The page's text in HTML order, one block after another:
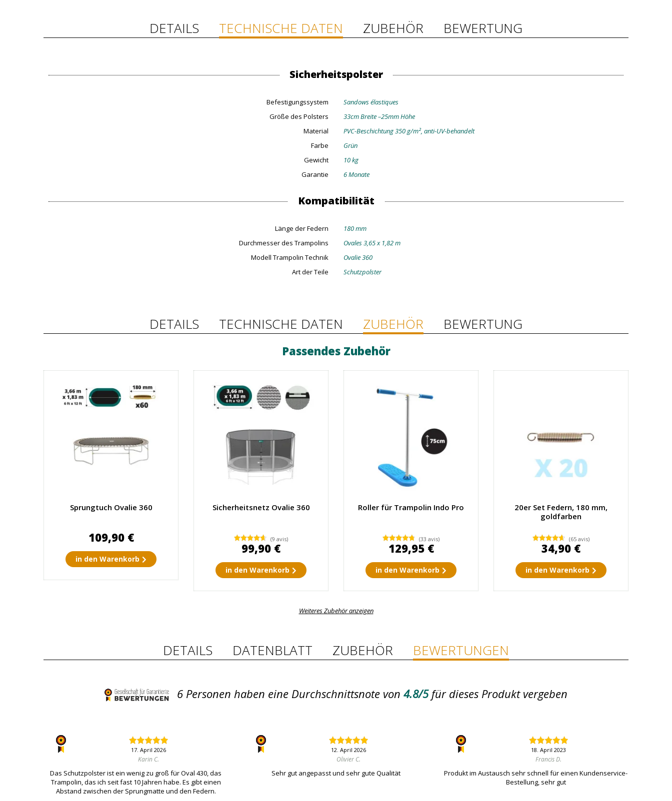
DETAILS TECHNISCHE DATEN ZUBEHÖR BEWERTUNG
Sicherheitspolster
Befestigungssystem
Sandows élastiques
Größe des Polsters
33cm Breite –25mm Höhe
Material
PVC-Beschichtung 350 g/m², anti-UV-behandelt
Farbe
Grün
Gewicht
10 kg
Garantie
6 Monate
Kompatibilität
Länge der Federn
180 mm
Durchmesser des Trampolins
Ovales 3,65 x 1,82 m
Modell Trampolin Technik
Ovalie 360
Art der Teile
Schutzpolster
DETAILS TECHNISCHE DATEN ZUBEHÖR BEWERTUNG
Passendes Zubehör
Sprungtuch Ovalie 360
109,90 €
in den Warenkorb
Sicherheitsnetz Ovalie 360
(9 avis)
99,90 €
in den Warenkorb
Roller für Trampolin Indo Pro
(33 avis)
129,95 €
in den Warenkorb
20er Set Federn, 180 mm,
goldfarben
(65 avis)
34,90 €
in den Warenkorb
Weiteres Zubehör anzeigen
DETAILS DATENBLATT ZUBEHÖR BEWERTUNGEN
6 Personen haben eine Durchschnittsnote von 4.8/5 für dieses Produkt vergeben
17. April 2026
Karin C.
Das Schutzpolster ist ein wenig zu groß für Oval 430, das
Trampolin, das ich seit fast 10 Jahren habe. Es gibt einen
Abstand zwischen der Sprungmatte und den Federn.
12. April 2026
Olivier C.
Sehr gut angepasst und sehr gute Qualität
18. April 2023
Francis D.
Produkt im Austausch sehr schnell für einen Kundenservice-
Bestellung, sehr gut